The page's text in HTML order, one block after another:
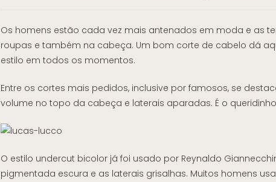
Os homens estão cada vez mais antenados em moda e as
roupas e também na cabeça. Um bom corte de cabelo dá
estilo em todos os momentos.
Entre os cortes mais pedidos, inclusive por famosos, se
volume no topo da cabeça e laterais aparadas. É o
O estilo undercut bicolor já foi usado por Reynaldo
pigmentada escura e as laterais grisalhas. Muitos homens